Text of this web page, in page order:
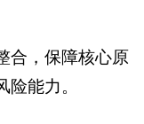
合，保障核心原
能力。